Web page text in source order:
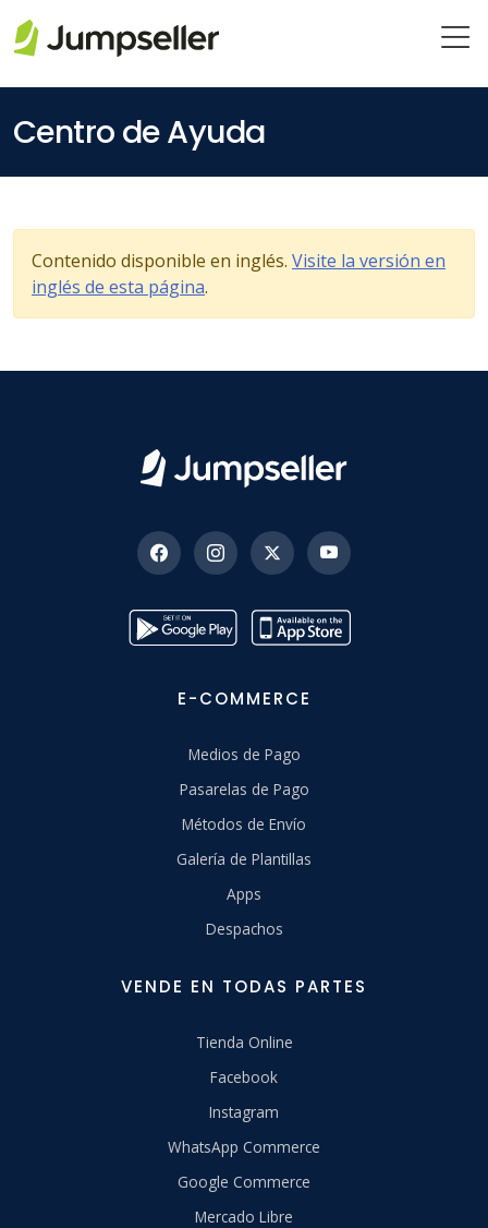
Centro de Ayuda
Contenido disponible en inglés. Visite la versión en
inglés de esta página.
E-COMMERCE
Medios de Pago
Pasarelas de Pago
Métodos de Envío
Galería de Plantillas
Apps
Despachos
VENDE EN TODAS PARTES
Tienda Online
Facebook
Instagram
WhatsApp Commerce
Google Commerce
Mercado Libre